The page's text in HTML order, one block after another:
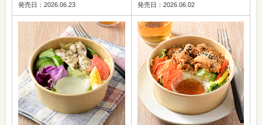
発売日：2026.06.23
発売日：2026.06.02